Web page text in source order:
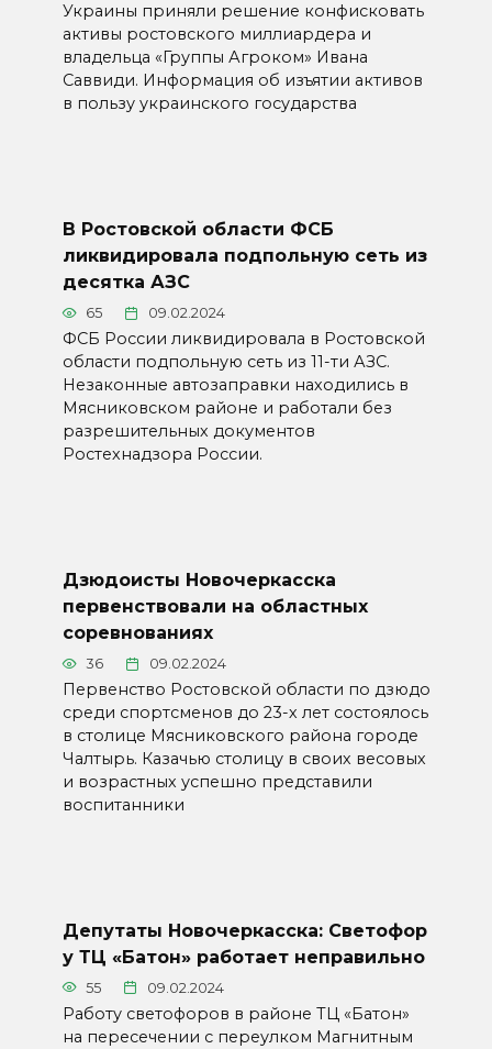
Украины приняли решение конфисковать
активы ростовского миллиардера и
владельца «Группы Агроком» Ивана
Саввиди. Информация об изъятии активов
в пользу украинского государства
В Ростовской области ФСБ
ликвидировала подпольную сеть из
десятка АЗС
65 09.02.2024
ФСБ России ликвидировала в Ростовской
области подпольную сеть из 11-ти АЗС.
Незаконные автозаправки находились в
Мясниковском районе и работали без
разрешительных документов
Ростехнадзора России.
Дзюдоисты Новочеркасска
первенствовали на областных
соревнованиях
36 09.02.2024
Первенство Ростовской области по дзюдо
среди спортсменов до 23-х лет состоялось
в столице Мясниковского района городе
Чалтырь. Казачью столицу в своих весовых
и возрастных успешно представили
воспитанники
Депутаты Новочеркасска: Светофор
у ТЦ «Батон» работает неправильно
55 09.02.2024
Работу светофоров в районе ТЦ «Батон»
на пересечении с переулком Магнитным